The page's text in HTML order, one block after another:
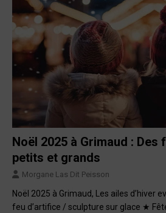
Noël 2025 à Grimaud :
petits et grands
Morgane Las Dit Peisson
Noël 2025 à Grimaud, Les ailes d’hiver
feu d’artifice / sculpture sur glace ★